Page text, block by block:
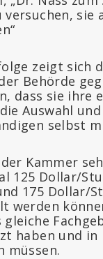
versuchen, sie
zeigt sich
Behörde
dass sie ihre
Auswahl
selbst
Kammer
125 Dollar/
175 Dollar/
werden
gleiche
haben und in
müssen.